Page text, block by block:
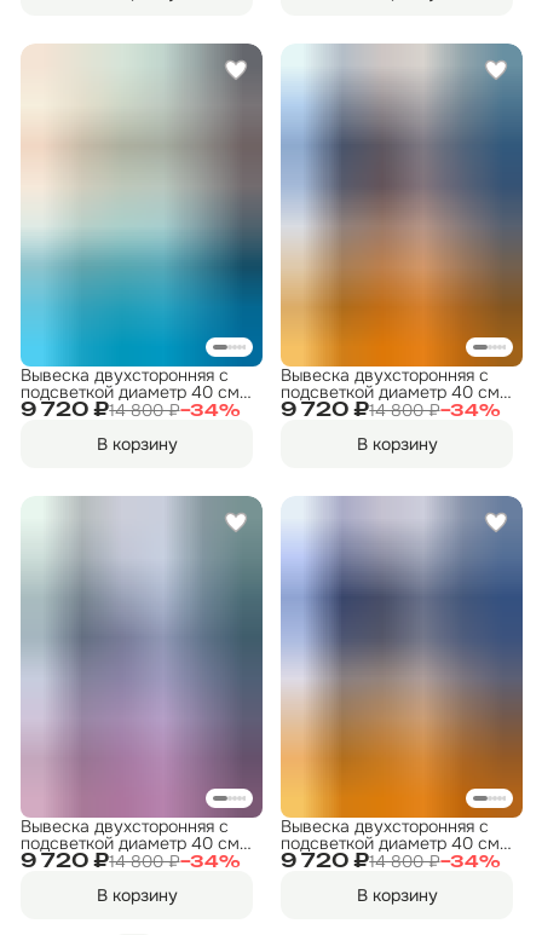
9 720 ₽14 800 ₽−34%
Вывеска двухсторонняя с
подсветкой диаметр 40 см.
"ФИТНЕС" 8
В корзину
9 720 ₽14 800 ₽−34%
Вывеска двухсторонняя с
подсветкой диаметр 40 см.
"ФИТНЕС" 4
В корзину
9 720 ₽14 800 ₽−34%
Вывеска двухсторонняя с
подсветкой диаметр 40 см.
"ФИТНЕС" 6
В корзину
9 720 ₽14 800 ₽−34%
Вывеска двухсторонняя с
подсветкой диаметр 40 см.
"ФИТНЕС" 11
В корзину